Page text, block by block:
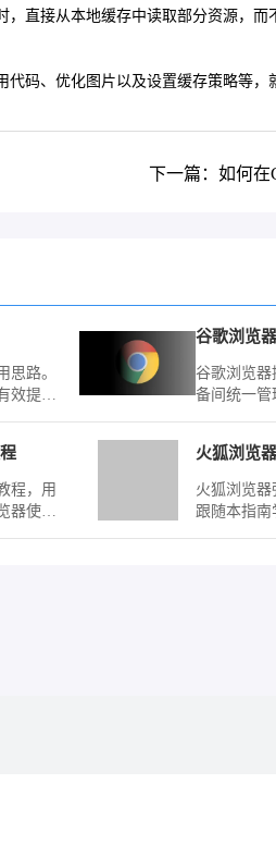
直接从本地缓存中读取部分资源，
码、优化图片以及设置缓存策略等
下一篇：如何在
思路。
效提升
谷歌浏览
谷歌浏览
备间统一
程，用
器使用
火狐浏览
火狐浏览
跟随本指